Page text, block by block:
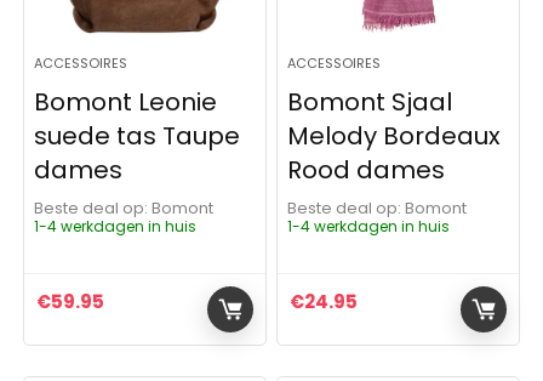
ACCESSOIRES
Bomont Leonie
suede tas Taupe
dames
Beste deal op:
Bomont
1-4 werkdagen in huis
€59.95
ACCESSOIRES
Bomont Sjaal
Melody Bordeaux
Rood dames
Beste deal op:
Bomont
1-4 werkdagen in huis
€24.95